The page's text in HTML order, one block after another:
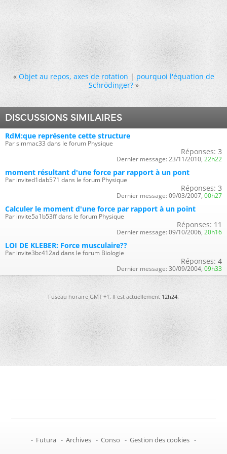
« Objet au repos, axes de rotation|pourquoi l'équation de
Schrödinger? »
DISCUSSIONS SIMILAIRES
RdM:que représente cette structure
Par simmac33 dans le forum Physique
Réponses: 3
Dernier message: 23/11/2010, 22h22
moment résultant d'une force par rapport à un pont
Par invited1dab571 dans le forum Physique
Réponses: 3
Dernier message: 09/03/2007, 00h27
Calculer le moment d'une force par rapport à un point
Par invite5a1b53ff dans le forum Physique
Réponses: 11
Dernier message: 09/10/2006, 20h16
LOI DE KLEBER: Force musculaire??
Par invite3bc412ad dans le forum Biologie
Réponses: 4
Dernier message: 30/09/2004, 09h33
Fuseau horaire GMT +1. Il est actuellement12h24.
- Futura - Archives - Conso - Gestion des cookies -